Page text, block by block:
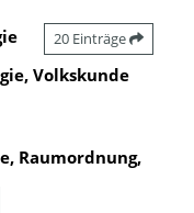
20 Einträge
Volkskunde
Raumordnung,